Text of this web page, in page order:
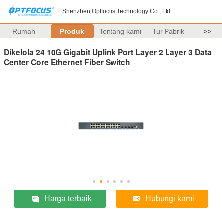
Shenzhen Optfocus Technology Co., Ltd.
Rumah Produk Tentang kami Tur Pabrik >>
Dikelola 24 10G Gigabit Uplink Port Layer 2 Layer 3 Data
Center Core Ethernet Fiber Switch
Harga terbaik Hubungi kami